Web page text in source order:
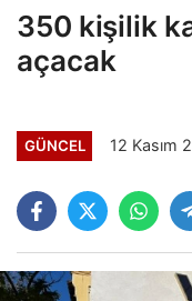
350 kişilik
açacak
GÜNCEL 12 Kasım